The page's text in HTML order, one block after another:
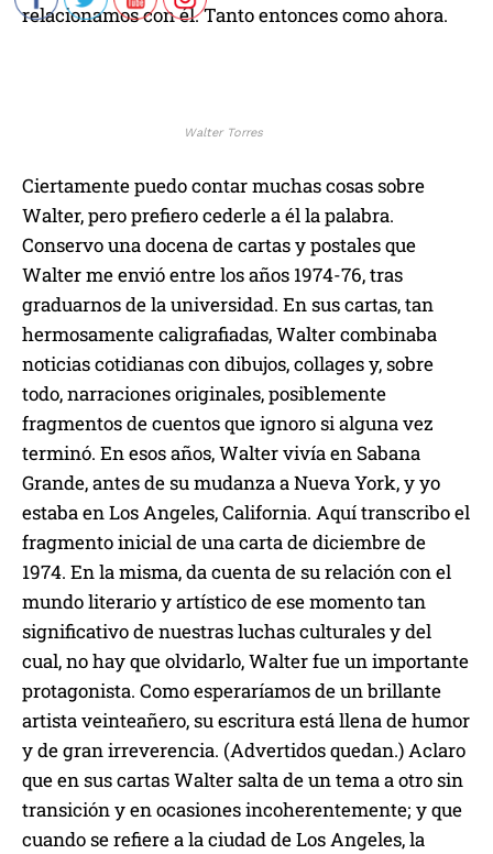
relacionamos con él. Tanto entonces como ahora.
Walter Torres
Ciertamente puedo contar muchas cosas sobre
Walter, pero prefiero cederle a él la palabra.
Conservo una docena de cartas y postales que
Walter me envió entre los años 1974-76, tras
graduarnos de la universidad. En sus cartas, tan
hermosamente caligrafiadas, Walter combinaba
noticias cotidianas con dibujos, collages y, sobre
todo, narraciones originales, posiblemente
fragmentos de cuentos que ignoro si alguna vez
terminó. En esos años, Walter vivía en Sabana
Grande, antes de su mudanza a Nueva York, y yo
estaba en Los Angeles, California. Aquí transcribo el
fragmento inicial de una carta de diciembre de
1974. En la misma, da cuenta de su relación con el
mundo literario y artístico de ese momento tan
significativo de nuestras luchas culturales y del
cual, no hay que olvidarlo, Walter fue un importante
protagonista. Como esperaríamos de un brillante
artista veinteañero, su escritura está llena de humor
y de gran irreverencia. (Advertidos quedan.) Aclaro
que en sus cartas Walter salta de un tema a otro sin
transición y en ocasiones incoherentemente; y que
cuando se refiere a la ciudad de Los Angeles, la